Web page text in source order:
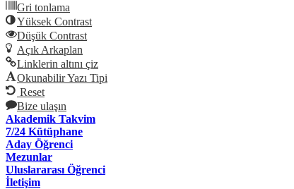
Gri tonlama
Yüksek Contrast
Düşük Contrast
Açık Arkaplan
Linklerin altını çiz
Okunabilir Yazı Tipi
Reset
Bize ulaşın
Akademik Takvim
7/24 Kütüphane
Aday Öğrenci
Mezunlar
Uluslararası Öğrenci
İletişim